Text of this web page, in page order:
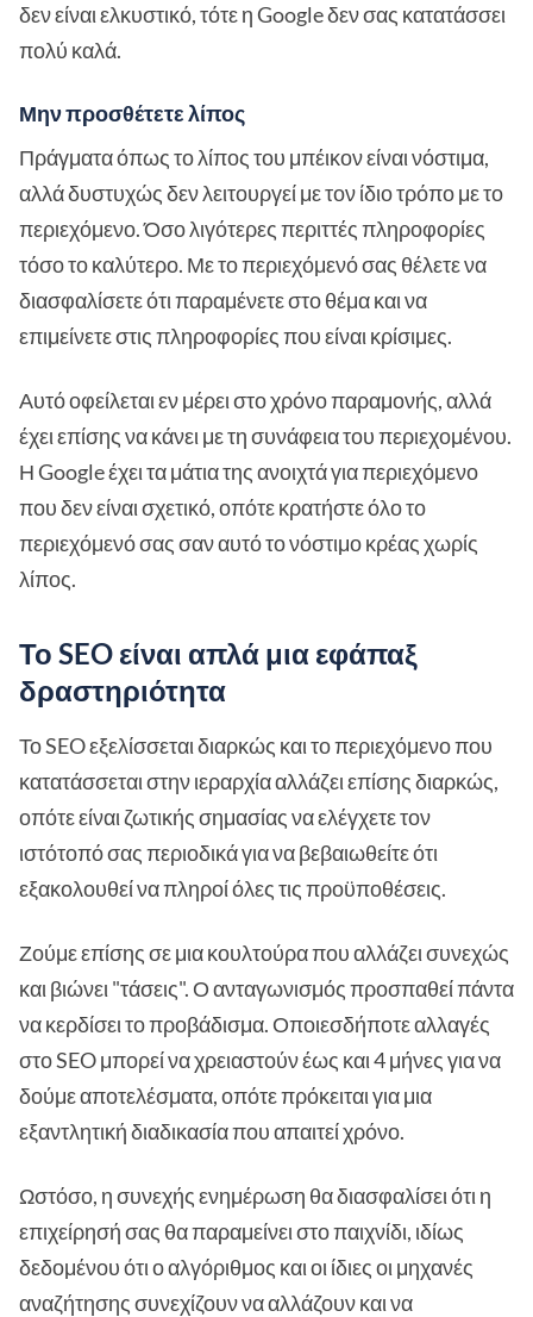
δεν είναι ελκυστικό, τότε η Google δεν σας κατατάσσει
πολύ καλά.
Μην προσθέτετε λίπος
Πράγματα όπως το λίπος του μπέικον είναι νόστιμα,
αλλά δυστυχώς δεν λειτουργεί με τον ίδιο τρόπο με το
περιεχόμενο. Όσο λιγότερες περιττές πληροφορίες
τόσο το καλύτερο. Με το περιεχόμενό σας θέλετε να
διασφαλίσετε ότι παραμένετε στο θέμα και να
επιμείνετε στις πληροφορίες που είναι κρίσιμες.
Αυτό οφείλεται εν μέρει στο χρόνο παραμονής, αλλά
έχει επίσης να κάνει με τη συνάφεια του περιεχομένου.
Η Google έχει τα μάτια της ανοιχτά για περιεχόμενο
που δεν είναι σχετικό, οπότε κρατήστε όλο το
περιεχόμενό σας σαν αυτό το νόστιμο κρέας χωρίς
λίπος.
Το SEO είναι απλά μια εφάπαξ
δραστηριότητα
Το SEO εξελίσσεται διαρκώς και το περιεχόμενο που
κατατάσσεται στην ιεραρχία αλλάζει επίσης διαρκώς,
οπότε είναι ζωτικής σημασίας να ελέγχετε τον
ιστότοπό σας περιοδικά για να βεβαιωθείτε ότι
εξακολουθεί να πληροί όλες τις προϋποθέσεις.
Ζούμε επίσης σε μια κουλτούρα που αλλάζει συνεχώς
και βιώνει "τάσεις". Ο ανταγωνισμός προσπαθεί πάντα
να κερδίσει το προβάδισμα. Οποιεσδήποτε αλλαγές
στο SEO μπορεί να χρειαστούν έως και 4 μήνες για να
δούμε αποτελέσματα, οπότε πρόκειται για μια
εξαντλητική διαδικασία που απαιτεί χρόνο.
Ωστόσο, η συνεχής ενημέρωση θα διασφαλίσει ότι η
επιχείρησή σας θα παραμείνει στο παιχνίδι, ιδίως
δεδομένου ότι ο αλγόριθμος και οι ίδιες οι μηχανές
αναζήτησης συνεχίζουν να αλλάζουν και να